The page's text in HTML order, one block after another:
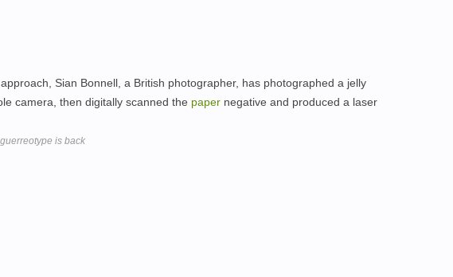
Sian Bonnell, a British photographer, has photographed a jelly
camera, then digitally scanned the paper negative and produced a laser
is back